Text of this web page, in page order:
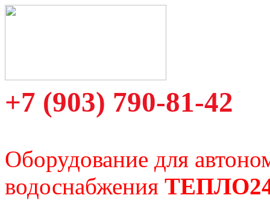
+7 (903) 790-81-42
Оборудование для
водоснабжения